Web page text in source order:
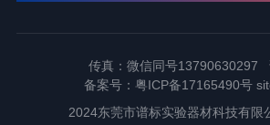
传真：微信同号13790630297
备案号： 粤ICP备17165490号
2024东莞市谱标实验器材科技有限